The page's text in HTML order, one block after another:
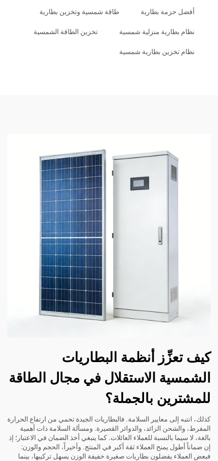
أفضل حزمة بطارية طاقة شمسية وتخزين بطارية
نظام بطارية منزلية شمسية تخزين الطاقة الشمسية
نظام تخزين بطارية شمسية
كيف تعزِّز أنظمة البطاريات
الشمسية الاستقلال في مجال الطاقة
للمشترين بالجملة؟
كذلك، انتبه إلى معايير السلامة. فالبطاريات الجيدة تحمي من ارتفاع الحرارة
المفرط، والشحن الزائد، والدوائر القصيرة. ومسألة السلامة ذات أهمية
بالغة، لا سيما بالنسبة للعملاء العائلات. كما ينبغي أخذ الضمان في الاعتبار؛ إذ
إن ضماناً أطول يمنح العملاء ثقة أكبر في المنتج. وأخيراً، الحجم والوزن:
فبعض العملاء يفضلون بطاريات صغيرة خفيفة الوزن يسهل تركيبها، بينما